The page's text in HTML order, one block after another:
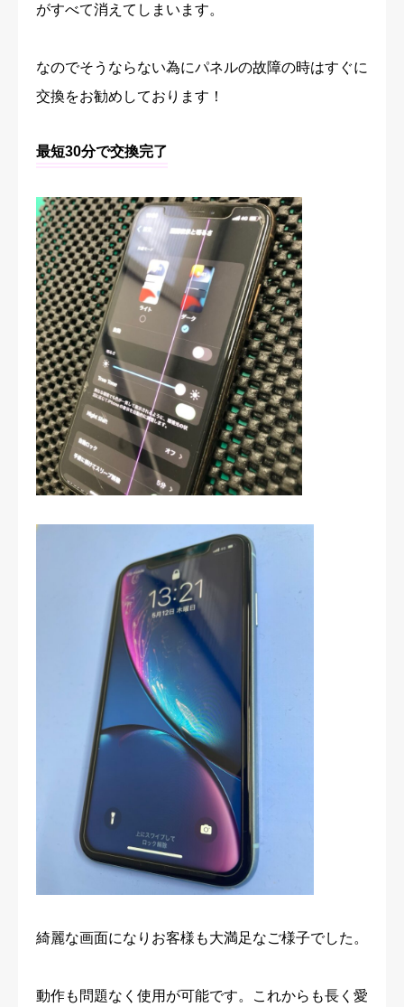
がすべて消えてしまいます。
なのでそうならない為にパネルの故障の時はすぐに
交換をお勧めしております！
最短30分で交換完了
綺麗な画面になりお客様も大満足なご様子でした。
動作も問題なく使用が可能です。これからも長く愛